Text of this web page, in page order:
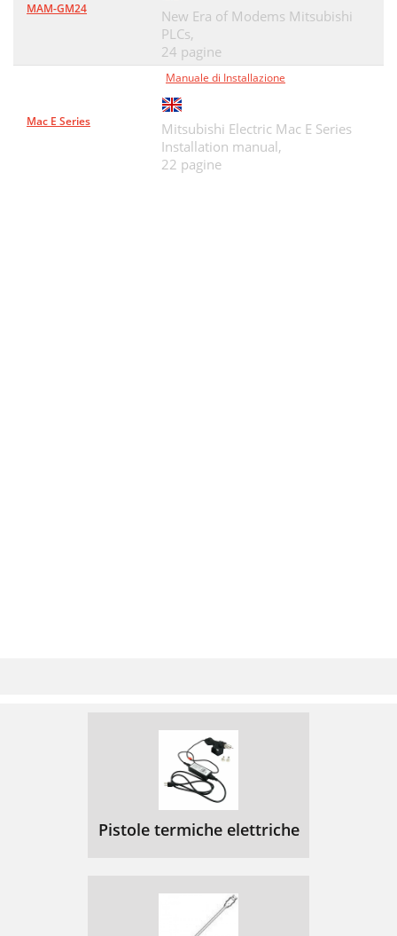
MAM-GM24
New Era of Modems Mitsubishi
PLCs,
24 pagine
Mac E Series
Manuale di Installazione
Mitsubishi Electric Mac E Series
Installation manual,
22 pagine
Pistole termiche elettriche